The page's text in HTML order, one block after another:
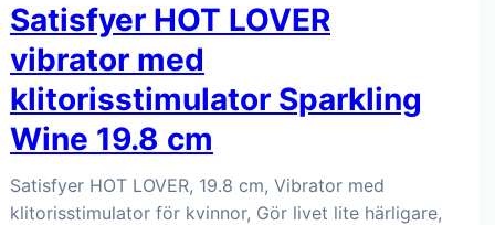
Satisfyer HOT LOVER
vibrator med
klitorisstimulator Sparkling
Wine 19.8 cm
Satisfyer HOT LOVER, 19.8 cm, Vibrator med
klitorisstimulator för kvinnor, Gör livet lite härligare,